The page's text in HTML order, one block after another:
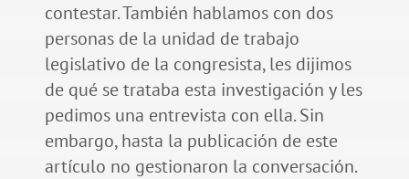
contestar. También hablamos con dos
personas de la unidad de trabajo
legislativo de la congresista, les dijimos
de qué se trataba esta investigación y les
pedimos una entrevista con ella. Sin
embargo, hasta la publicación de este
artículo no gestionaron la conversación.